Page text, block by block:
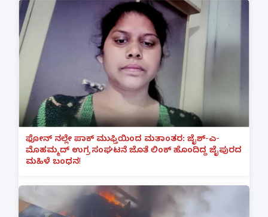
ಫೋನ್ ನಲ್ಲೇ ಪಾಕ್ ಮುಫ್ತಿಯಿಂದ ಮತಾಂತರ: ಜೈಶ್-ಎ-
ಮೊಹಮ್ಮದ್ ಉಗ್ರ ಸಂಘಟನೆ ಜೊತೆ ಲಿಂಕ್ ಹೊಂದಿದ್ದ ಜೈಪುರದ
ಮಹಿಳೆ ಬಂಧನ!